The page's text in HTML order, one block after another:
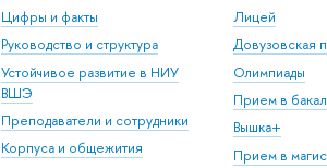
Цифры и факты
Руководство и структура
Устойчивое развитие в НИУ
ВШЭ
Преподаватели и сотрудники
Корпуса и общежития
Лицей
Довузовская
Олимпиады
Прием в
Вышка+
Прием в